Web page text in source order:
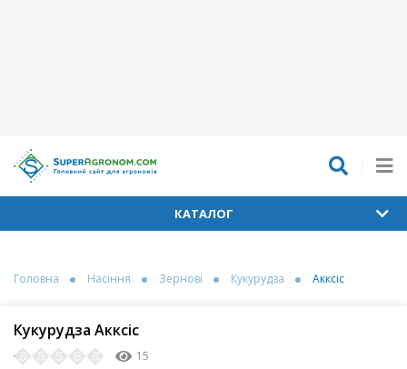
КАТАЛОГ
Головна Насіння Зернові Кукурудза Акксіс
Кукурудза Акксіс
15